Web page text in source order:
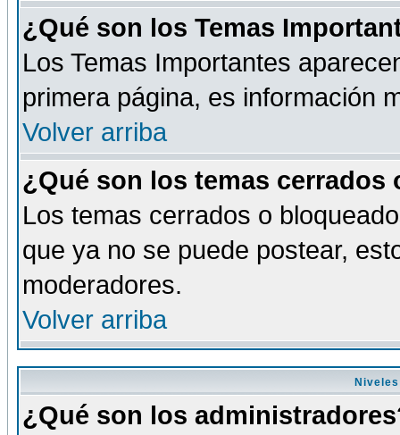
¿Qué son los Temas
Los Temas Importantes
primera página, es información
Volver arriba
¿Qué son los temas cerrados
Los temas cerrados o
que ya no se puede postear,
moderadores.
Volver arriba
¿Qué son los